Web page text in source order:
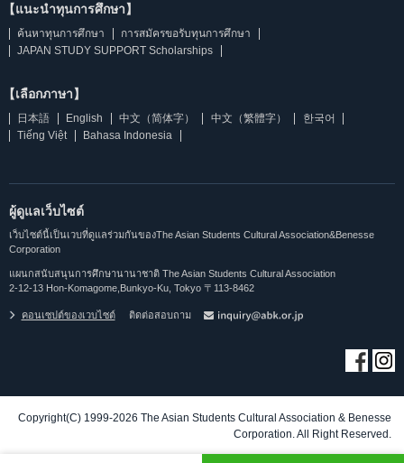
【แนะนำทุนการศึกษา】
ค้นหาทุนการศึกษา
การสมัครขอรับทุนการศึกษา
JAPAN STUDY SUPPORT Scholarships
【เลือกภาษา】
日本語 English 中文（简体字） 中文（繁體字）
한국어
Tiếng Việt
Bahasa Indonesia
ผู้ดูแลเว็บไซต์
เว็บไซต์นี้เป็นเวบที่ดูแลร่วมกันของThe Asian Students Cultural Association&Benesse
Corporation
แผนกสนับสนุนการศึกษานานาชาติ The Asian Students Cultural Association
2-12-13 Hon-Komagome,Bunkyo-Ku, Tokyo 〒113-8462
คอนเซปต์ของเวบไซต์ ติดต่อสอบถาม
Copyright(C) 1999-2026 The Asian Students Cultural Association & Benesse
Corporation. All Right Reserved.